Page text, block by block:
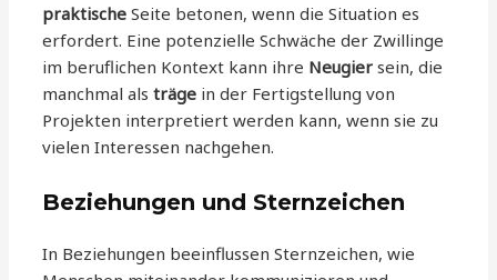
praktische Seite betonen, wenn die Situation es
erfordert. Eine potenzielle Schwäche der Zwillinge
im beruflichen Kontext kann ihre Neugier sein, die
manchmal alsträge in der Fertigstellung von
Projekten interpretiert werden kann, wenn sie zu
vielen Interessen nachgehen.
Beziehungen und Sternzeichen
In Beziehungen beeinflussen Sternzeichen, wie